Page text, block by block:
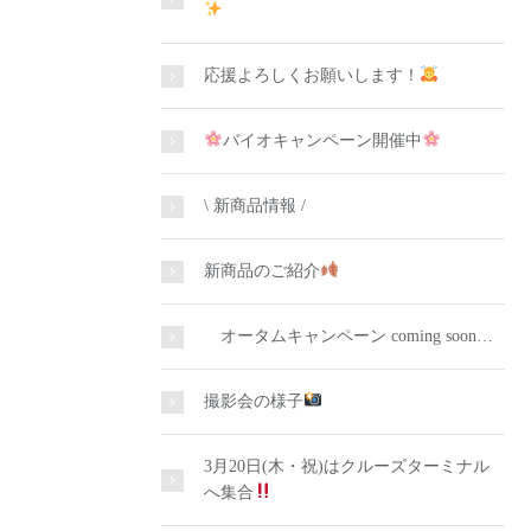
応援よろしくお願いします！
バイオキャンペーン開催中
\ 新商品情報 /
新商品のご紹介
オータムキャンペーン coming soon…
撮影会の様子
3月20日(木・祝)はクルーズターミナル
へ集合